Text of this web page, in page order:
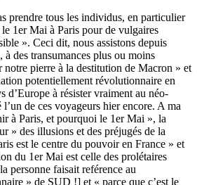
prendre tous les individus, en particulier
1er Mai à Paris pour de vulgaires
». Ceci dit, nous assistons depuis
à des transumances plus ou moins
notre pierre à la destitution de Macron » et
potentiellement révolutionnaire en
d’Europe à résister vraiment au néo-
de ces voyageurs hier encore. A ma
à Paris, et pourquoi le 1er Mai », la
» des illusions et des préjugés de la
est le centre du pouvoir en France » et
du 1er Mai est celle des prolétaires
personne faisait reférence au
» de SUD !] et « parce que c’est le